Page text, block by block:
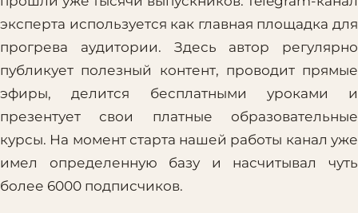
эксперта используется как главная площадка для
прогрева аудитории. Здесь автор регулярно
публикует полезный контент, проводит прямые
эфиры, делится бесплатными уроками и
презентует свои платные образовательные
курсы. На момент старта нашей работы канал уже
имел определенную базу и насчитывал чуть
более 6000 подписчиков.